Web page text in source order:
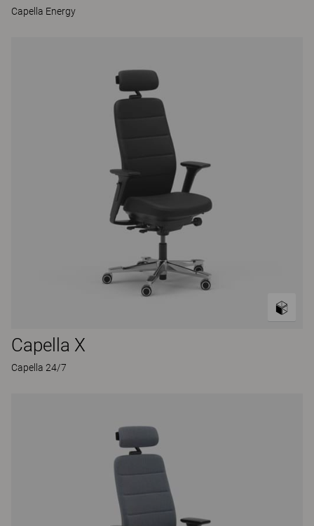
Capella Energy
Capella X
Capella 24/7